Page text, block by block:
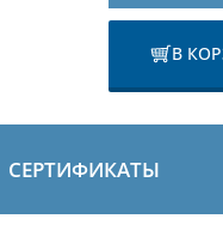
В
СЕРТИФИКАТЫ